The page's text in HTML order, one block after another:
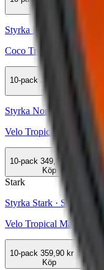
Styrka Normal · Slim
Coco Tropical Mango 3
10-pack 319,90 kr
Köp
Styrka Normal · Slim
Velo Tropical Mango
10-pack 349,90 kr
Köp
Stark
Styrka Stark · Slim
Velo Tropical Mango 14
10-pack 359,90 kr
Köp